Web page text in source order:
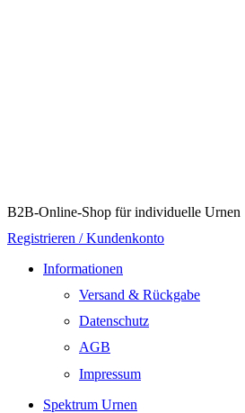
B2B-Online-Shop für individuelle Urnen
Registrieren / Kundenkonto
Informationen
Versand & Rückgabe
Datenschutz
AGB
Impressum
Spektrum Urnen